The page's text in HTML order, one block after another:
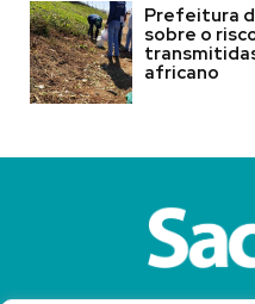
Prefeitura
sobre o
africano